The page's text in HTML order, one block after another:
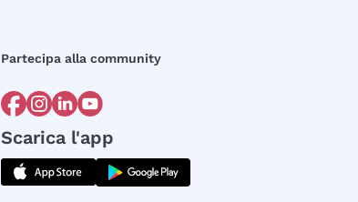
Partecipa alla community
Scarica l'app